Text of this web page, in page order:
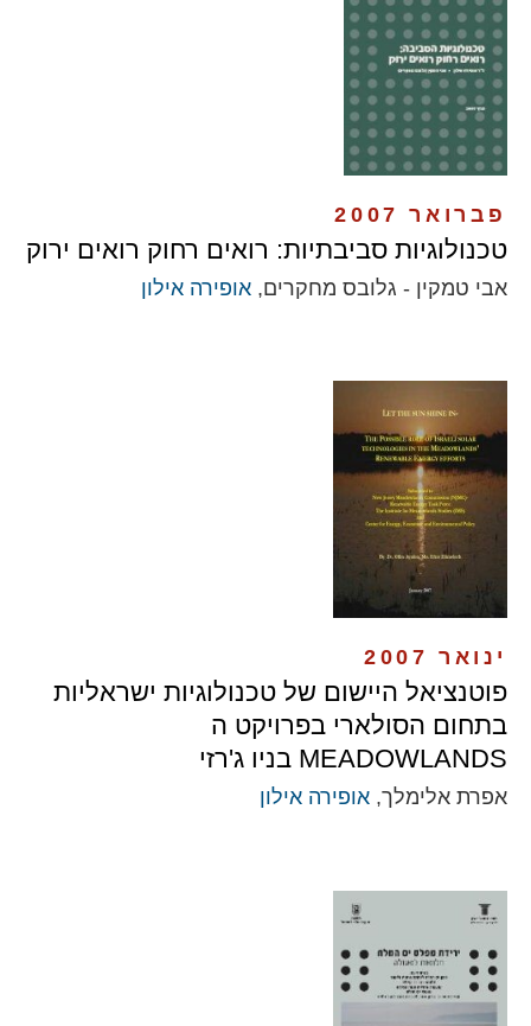
פברואר 2007
טכנולוגיות סביבתיות: רואים רחוק רואים ירוק
אבי טמקין - גלובס מחקרים, אופירה אילון
ינואר 2007
פוטנציאל היישום של טכנולוגיות ישראליות
בתחום הסולארי בפרויקט ה
MEADOWLANDS בניו ג'רזי
אפרת אלימלך, אופירה אילון